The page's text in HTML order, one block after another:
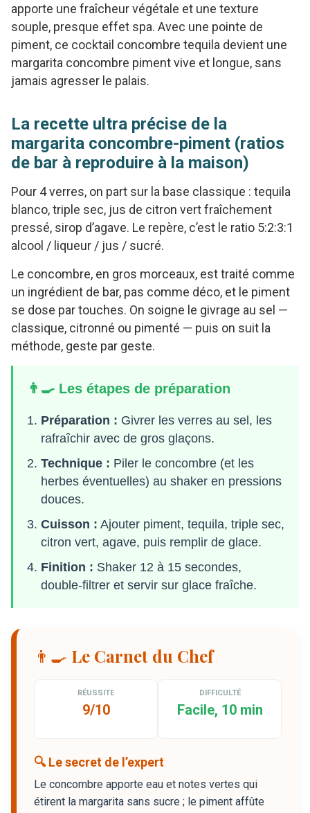
apporte une fraîcheur végétale et une texture
souple, presque effet spa. Avec une pointe de
piment, ce cocktail concombre tequila devient une
margarita concombre piment vive et longue, sans
jamais agresser le palais.
La recette ultra précise de la
margarita concombre-piment (ratios
de bar à reproduire à la maison)
Pour 4 verres, on part sur la base classique : tequila
blanco, triple sec, jus de citron vert fraîchement
pressé, sirop d’agave. Le repère, c’est le ratio 5:2:3:1
alcool / liqueur / jus / sucré.
Le concombre, en gros morceaux, est traité comme
un ingrédient de bar, pas comme déco, et le piment
se dose par touches. On soigne le givrage au sel —
classique, citronné ou pimenté — puis on suit la
méthode, geste par geste.
👨‍🍳 Les étapes de préparation
Préparation : Givrer les verres au sel, les
rafraîchir avec de gros glaçons.
Technique : Piler le concombre (et les
herbes éventuelles) au shaker en pressions
douces.
Cuisson : Ajouter piment, tequila, triple sec,
citron vert, agave, puis remplir de glace.
Finition : Shaker 12 à 15 secondes,
double-filtrer et servir sur glace fraîche.
👨‍🍳 Le Carnet du Chef
RÉUSSITE
9/10
DIFFICULTÉ
Facile, 10 min
🔍 Le secret de l’expert
Le concombre apporte eau et notes vertes qui
étirent la margarita sans sucre ; le piment affûte